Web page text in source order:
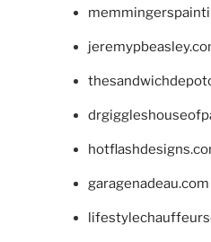
garagenadeau.com